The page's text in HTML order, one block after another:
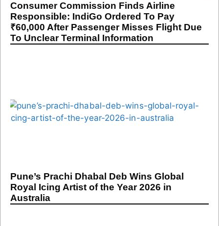
Consumer Commission Finds Airline
Responsible: IndiGo Ordered To Pay
₹60,000 After Passenger Misses Flight Due
To Unclear Terminal Information
Pune’s Prachi Dhabal Deb Wins Global
Royal Icing Artist of the Year 2026 in
Australia